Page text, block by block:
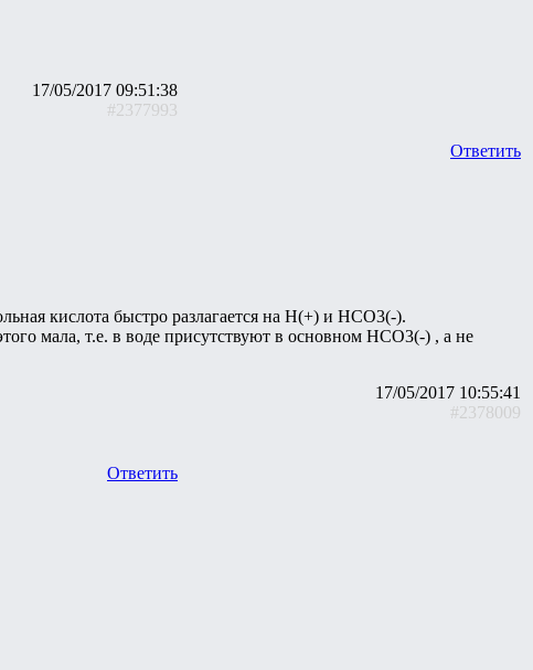
17/05/2017 09:51:38
#2377993
Ответить
кислота быстро разлагается на H(+) и HCO3(-).
мала, т.е. в воде присутствуют в основном HCO3(-) , а не
17/05/2017 10:55:41
#2378009
Ответить